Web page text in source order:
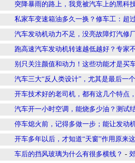
突降暴雨的路上，我竟被汽车上的黑科
私家车变速箱油多久一换？修车工：超
汽车发动机动力不足，没亮故障灯汽修
跑高速汽车发动机转速越低越好？专家
别只关注颜值和动力！这些功能才是买
汽车三大“反人类设计”，尤其是最后一
开车技术好的老司机，都有这几个特点
汽车开一小时空调，能烧多少油？测试
停车熄火前，记得多做一步；能让发动
开车多年以后，才知道“天窗”作用原来这
车后的挡风玻璃为什么有很多横线？ -